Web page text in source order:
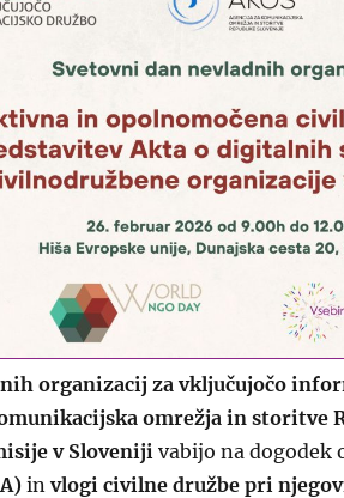
organizacij za vključujočo
omrežja in storitve
v Sloveniji vabijo na dogodek
in vlogi civilne družbe pri